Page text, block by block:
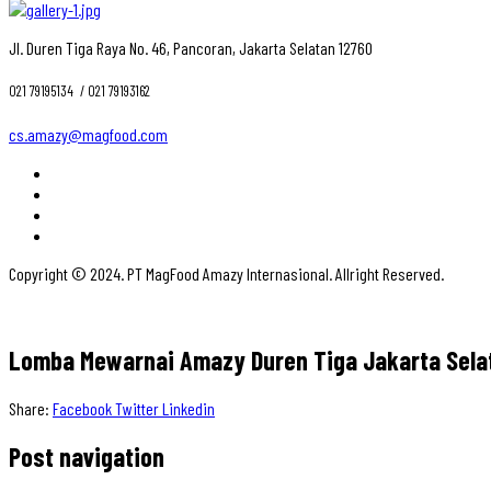
Jl. Duren Tiga Raya No. 46, Pancoran, Jakarta Selatan 12760
021 79195134 ‎ / 021 79193162
cs.amazy@magfood.com
Copyright © 2024. PT MagFood Amazy Internasional. Allright Reserved.
Lomba Mewarnai Amazy Duren Tiga Jakarta
Share: FacebookTwitterLinkedin
Post navigation